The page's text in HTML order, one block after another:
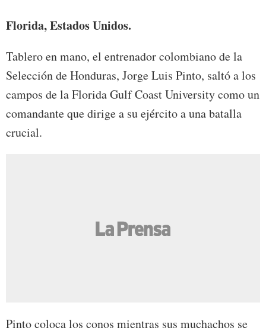
Florida, Estados Unidos.
Tablero en mano, el entrenador colombiano de la
Selección de Honduras, Jorge Luis Pinto, saltó a los
campos de la Florida Gulf Coast University como un
comandante que dirige a su ejército a una batalla
crucial.
Pinto coloca los conos mientras sus muchachos se